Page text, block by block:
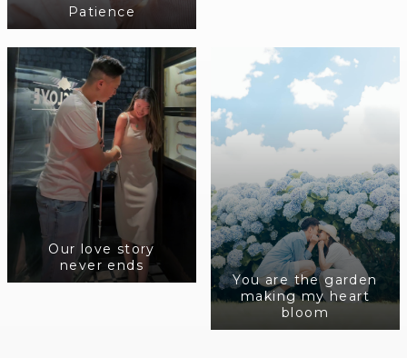
Patience
Our love story
never ends
You are the garden
making my heart
bloom